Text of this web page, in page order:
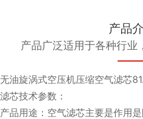
产品
产品广泛适用于各种行业
无油旋涡式空压机压缩空气滤芯
滤芯技术参数：
产品用途：空气滤芯主要是作用